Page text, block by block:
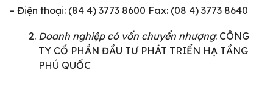
– Điện thoại: (84 4) 3773 8600 Fax: (08 4) 3773 8640
Doanh nghiệp có vốn chuyển nhượng: CÔNG
TY CỔ PHẦN ĐẦU TƯ PHÁT TRIỂN HẠ TẦNG
PHÚ QUỐC